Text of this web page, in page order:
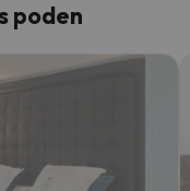
poden